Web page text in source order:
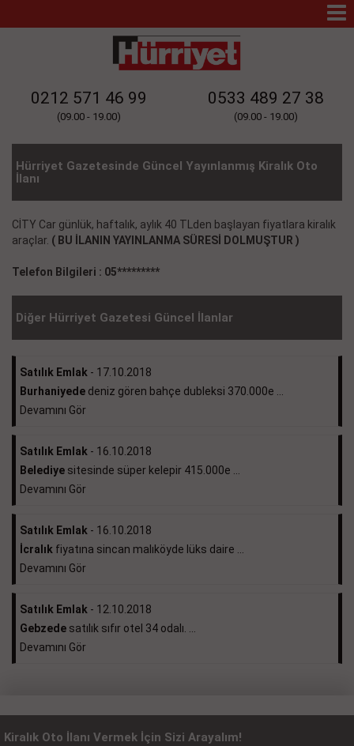
0212 571 46 99
(09.00 - 19.00)
0533 489 27 38
(09.00 - 19.00)
Hürriyet Gazetesinde Güncel Yayınlanmış Kiralık Oto
İlanı
CİTY Car günlük, haftalık, aylık 40 TLden başlayan fiyatlara kiralık
araçlar. ( BU İLANIN YAYINLANMA SÜRESİ DOLMUŞTUR )
Telefon Bilgileri : 05*********
Diğer Hürriyet Gazetesi Güncel İlanlar
Satılık Emlak - 17.10.2018
Burhaniyede deniz gören bahçe dubleksi 370.000e ...
Devamını Gör
Satılık Emlak - 16.10.2018
Belediye sitesinde süper kelepir 415.000e ...
Devamını Gör
Satılık Emlak - 16.10.2018
İcralık fiyatına sincan malıköyde lüks daire ...
Devamını Gör
Satılık Emlak - 12.10.2018
Gebzede satılık sıfır otel 34 odalı. ...
Devamını Gör
Kiralık Oto İlanı Vermek İçin Sizi Arayalım!